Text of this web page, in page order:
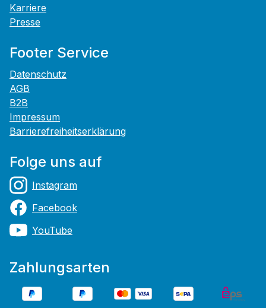
Karriere
Presse
Footer Service
Datenschutz
AGB
B2B
Impressum
Barrierefreiheitserklärung
Folge uns auf
Instagram
Facebook
YouTube
Zahlungsarten